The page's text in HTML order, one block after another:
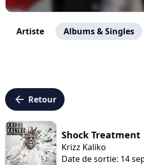
Artiste Albums & Singles
arrow_left Retour
Shock Treatment
Krizz Kaliko
Date de sortie: 14